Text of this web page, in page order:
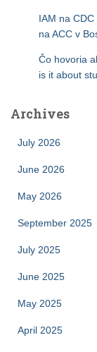
IAM na
na ACC v
Čo hovoria
is it about
Archives
July 2026
June 2026
May 2026
September 2025
July 2025
June 2025
May 2025
April 2025